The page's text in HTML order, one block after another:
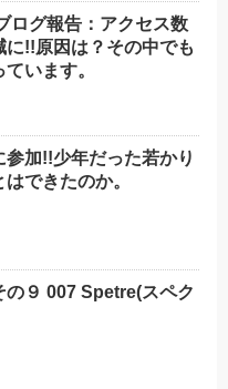
ログ報告：アクセス数
に!!原因は？その中でも
います。
参加!!少年だった若かり
できたのか。
の９ 007 Spetre(スペク